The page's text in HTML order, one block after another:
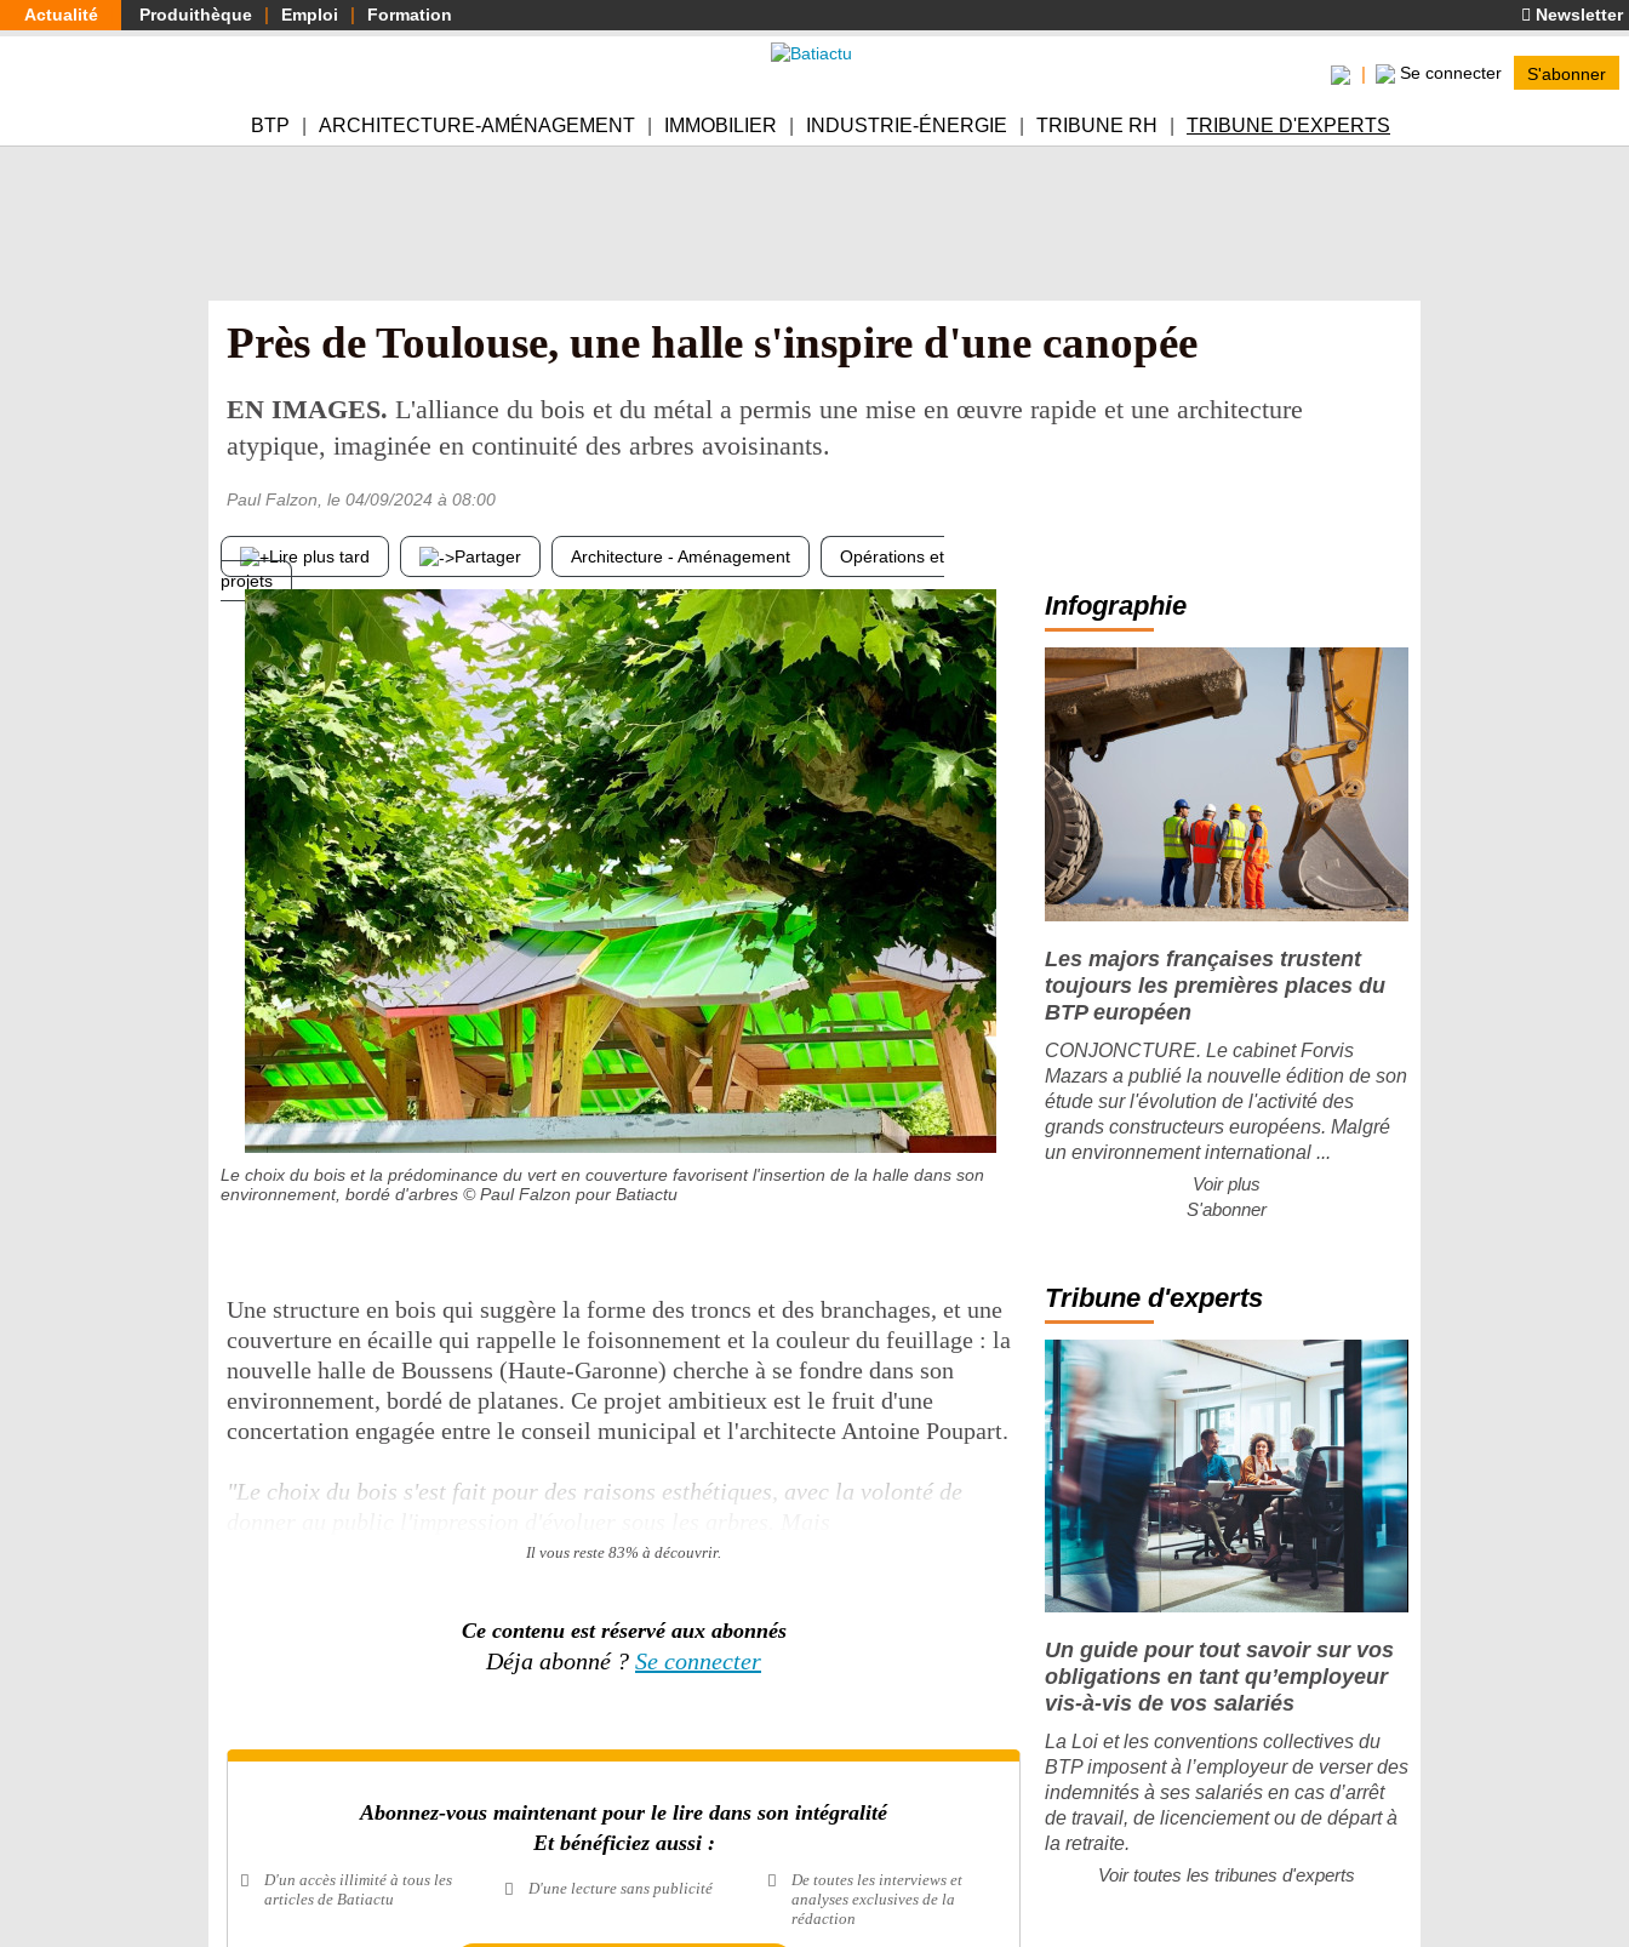
Aller
au
Actualité Produithèque Emploi Formation Newsletter
Se connecter S'abonner
BTP ARCHITECTURE-AMÉNAGEMENT IMMOBILIER INDUSTRIE-ÉNERGIE TRIBUNE RH TRIBUNE D'EXPERTS
Près de Toulouse, une halle s'inspire d'une canopée
EN IMAGES. L'alliance du bois et du métal a permis une mise en œuvre rapide et une architecture
atypique, imaginée en continuité des arbres avoisinants.
Paul Falzon , le 04/09/2024 à 08:00
Lire plus tard Partager Architecture - Aménagement
Opérations et
projets
Le choix du bois et la prédominance du vert en couverture favorisent l'insertion de la halle dans son
environnement, bordé d'arbres © Paul Falzon pour Batiactu
Une structure en bois qui suggère la forme des troncs et des branchages, et une
couverture en écaille qui rappelle le foisonnement et la couleur du feuillage : la
nouvelle halle de Boussens (Haute-Garonne) cherche à se fondre dans son
environnement, bordé de platanes. Ce projet ambitieux est le fruit d'une
concertation engagée entre le conseil municipal et l'architecte Antoine Poupart.
"Le choix du bois s'est fait pour des raisons esthétiques, avec la volonté de
Il vous reste 83% à découvrir.
Ce contenu est réservé aux abonnés
Déja abonné ? Se connecter
Abonnez-vous maintenant pour le lire dans son intégralité
Et bénéficiez aussi :
D'un accès illimité à tous les
articles de Batiactu
D'une lecture sans publicité
De toutes les interviews et
analyses exclusives de la
rédaction
Infographie
Les majors françaises trustent
toujours les premières places du
BTP européen
CONJONCTURE. Le cabinet Forvis
Mazars a publié la nouvelle édition de son
étude sur l'évolution de l'activité des
grands constructeurs européens. Malgré
un environnement international ...
Voir plus
S'abonner
Tribune d'experts
Un guide pour tout savoir sur vos
obligations en tant qu’employeur
vis-à-vis de vos salariés
La Loi et les conventions collectives du
BTP imposent à l’employeur de verser des
indemnités à ses salariés en cas d’arrêt
de travail, de licenciement ou de départ à
la retraite.
Voir toutes les tribunes d'experts